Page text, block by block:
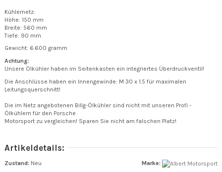
Kühlernetz:
Höhe: 150 mm
Breite: 560 mm
Tiefe: 90 mm
Gewicht: 6.600 gramm
Achtung:
Unsere Ölkühler haben im Seitenkasten ein integriertes Überdruckventil!
Die Anschlüsse haben ein Innengewinde: M 30 x 1.5 für maximalen
Leitungsquerschnitt!
Die im Netz angebotenen Billg-Ölkühler sind nicht mit unseren Profi -
Ölkühlern für den Porsche
Motorsport zu vergleichen! Sparen Sie nicht am falschen Platz!
Artikeldetails:
Marke:
Zustand: Neu